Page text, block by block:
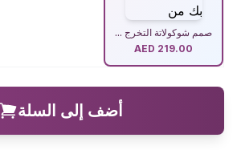
صمم شوكولاتة التخرج ...
AED 219.00
أضف إلى السلة